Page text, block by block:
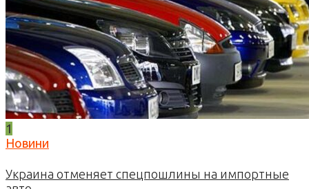
1
Новини
Украина отменяет спецпошлины на импортные